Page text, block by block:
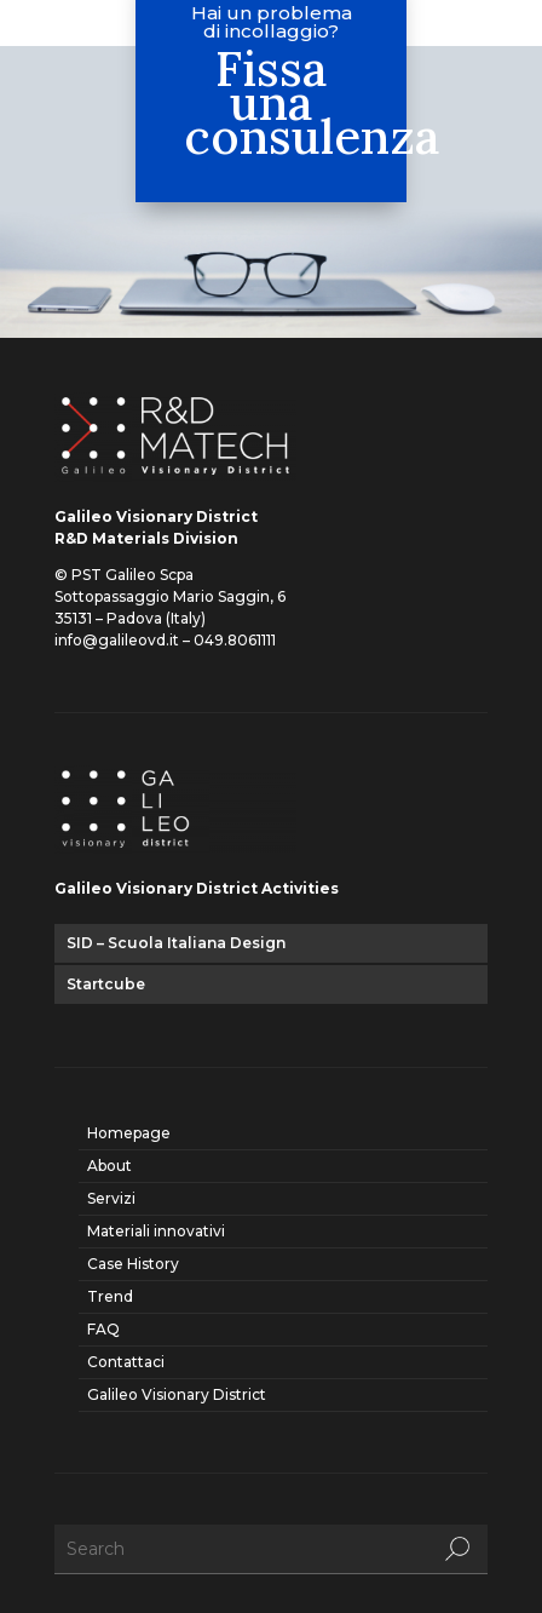
Hai un problema
di incollaggio?
Fissa
una
consulenza
Galileo Visionary District
R&D Materials Division
© PST Galileo Scpa
Sottopassaggio Mario Saggin, 6
35131 – Padova (Italy)
info@galileovd.it – 049.8061111
Galileo Visionary District Activities
SID – Scuola Italiana Design
Startcube
Homepage
About
Servizi
Materiali innovativi
Case History
Trend
FAQ
Contattaci
Galileo Visionary District